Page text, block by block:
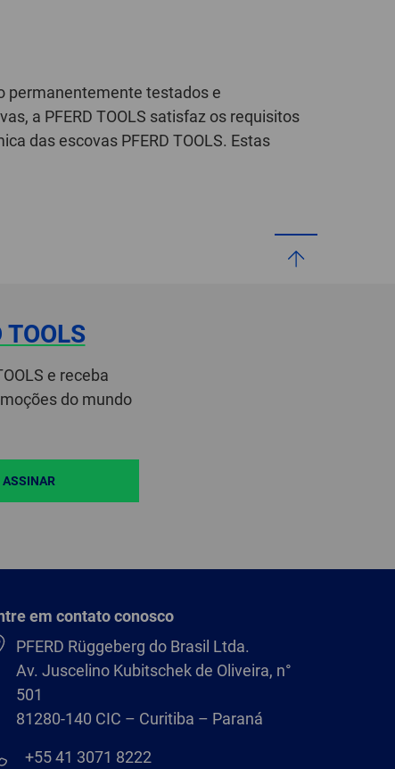
permanentemente testados e
a PFERD TOOLS satisfaz os requisitos
das escovas PFERD TOOLS. Estas
TOOLS
e receba
do mundo
ASSINAR
em contato conosco
PFERD Rüggeberg do Brasil Ltda.
Av. Juscelino Kubitschek de Oliveira, n°
501
81280-140 CIC – Curitiba – Paraná
+55 41 3071 8222